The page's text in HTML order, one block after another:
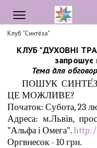
Клуб "Синте́за"
КЛУБ "ДУХОВНІ
запрошує
Тема для
ПОШУК
ЦЕ МОЖЛИВЕ?
Початок: Субота, 23
Адреса: м.Львів,
"Альфа і Омега".
Оргвнесок - 10 грн.